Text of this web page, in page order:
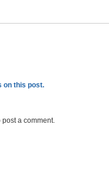
on this post.
post a comment.